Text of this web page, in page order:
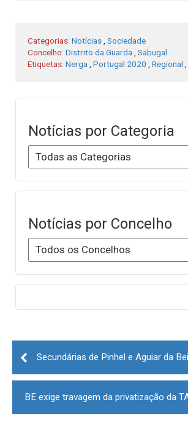
Categorias: Notícias Sociedade
Concelho: Distrito da Guarda
Sabugal
Etiquetas: Nerga Portugal 2020 Regional
Notícias por Categoria
Notícias por Concelho
Post
navigation